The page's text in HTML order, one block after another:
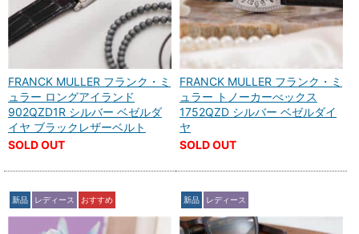
FRANCK MULLER フランク・ミ
ュラー ロングアイランド
902QZD1R シルバー ベゼルダ
イヤ ブラックレザーベルト
SOLD OUT
FRANCK MULLER フランク・ミ
ュラー トノーカーべックス
1752QZD シルバー ベゼルダイ
ヤ
SOLD OUT
新品 レディース おすすめ 新品 レディース